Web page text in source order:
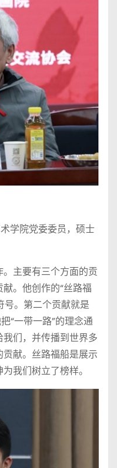
学院党委委员，硕士
主要有三个方面的贡
。他创作的“丝路福
号。第二个贡献就是
“一带一路”的理念通
们，并传播到世界多
献。丝路福船是展示
我们树立了榜样。